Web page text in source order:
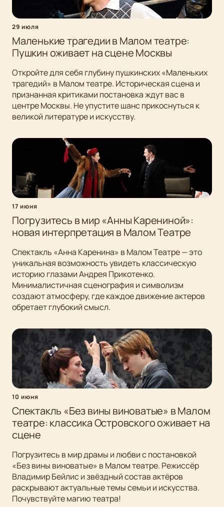
29 июля
Маленькие трагедии в Малом театре:
Пушкин оживает на сцене Москвы
Откройте для себя глубину пушкинских «Маленьких
трагедий» в Малом театре. Историческая сцена и
признанная критиками постановка ждут вас в
центре Москвы. Не упустите шанс прикоснуться к
великой литературе и искусству.
17 июня
Погрузитесь в мир «Анны Карениной»:
новая интерпретация в Малом Театре
Спектакль «Анна Каренина» в Малом Театре — это
уникальная возможность увидеть классическую
историю глазами Андрея Прикотенко.
Минималистичная сценография и символизм
создают атмосферу, где каждое движение актеров
обретает глубокий смысл.
10 июня
Спектакль «Без вины виноватые» в Малом
театре: классика Островского оживает на
сцене
Погрузитесь в мир драмы и любви с постановкой
«Без вины виноватые» в Малом театре. Режиссёр
Владимир Бейлис и звёздный состав актёров
раскрывают актуальные темы семьи и искусства.
Почувствуйте магию театра!